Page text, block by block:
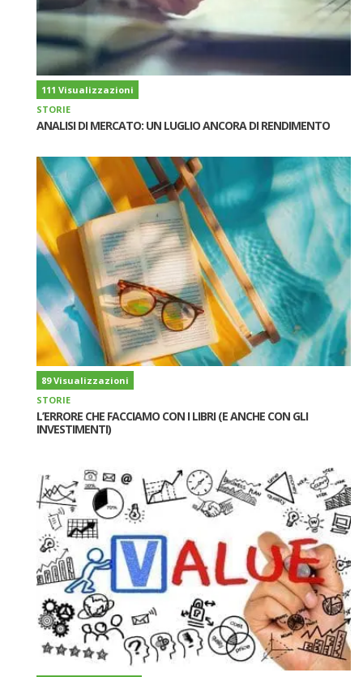
111 Visualizzazioni
STORIE
ANALISI DI MERCATO: UN LUGLIO ANCORA DI RENDIMENTO
89 Visualizzazioni
STORIE
L’ERRORE CHE FACCIAMO CON I LIBRI (E ANCHE CON GLI
INVESTIMENTI)